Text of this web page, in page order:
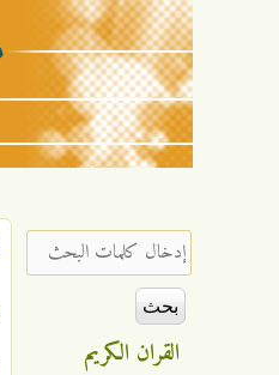
الإشعاع
الإسلامي
‏إدخال كلمات البحث ‏
القران الكريم